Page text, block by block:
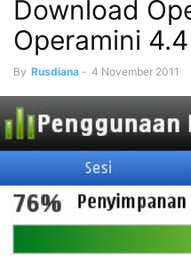
Download
Operamini
By Rusdiana - 4 November 2011